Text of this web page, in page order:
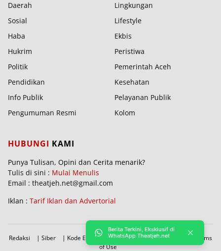
Daerah
Lingkungan
Sosial
Lifestyle
Haba
Ekbis
Hukrim
Peristiwa
Politik
Pemerintah Aceh
Pendidikan
Kesehatan
Info Publik
Pelayanan Publik
Pengumuman Resmi
Kolom
HUBUNGI KAMI
Punya Tulisan, Opini dan Cerita menarik?
Tulis di sini : Mulai Menulis
Email : theatjeh.net@gmail.com
Iklan : Tarif Iklan dan Advertorial
Redaksi | Siber | Kode Etik | PBRA |Donasi |Sitemap |
Terms
of Use
Berita Terkini, Eksklusif di
WhatsApp Theatjeh.net